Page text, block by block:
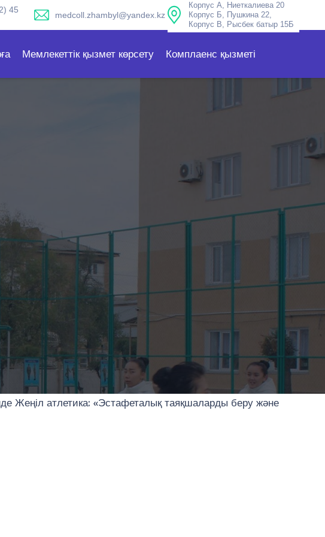
45
medcoll.zhambyl@yandex.kz
Корпус А, Ниеткалиева 20
Корпус Б, Пушкина 22,
Корпус В, Рысбек батыр 15Б
Мемлекеттік қызмет көрсету Комплаенс қызметі
Жеңіл атлетика: «Эстафеталық таяқшаларды беру және